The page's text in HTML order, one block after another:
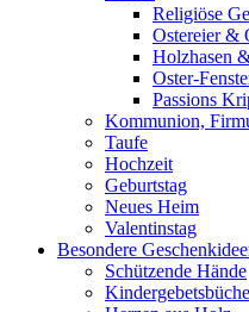
Religiöse
Ostereier &
Holzhasen
Oster-
Passions
Kommunion,
Taufe
Hochzeit
Geburtstag
Neues Heim
Valentinstag
Besondere
Schützende Hände